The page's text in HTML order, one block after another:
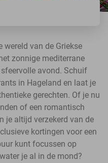
wereld van de Griekse
zonnige mediterrane
avond. Schuif
in Hageland en laat je
gerechten. Of je nu
of een romantisch
je altijd verzekerd van de
kortingen voor een
kunt focussen op
je al in de mond?